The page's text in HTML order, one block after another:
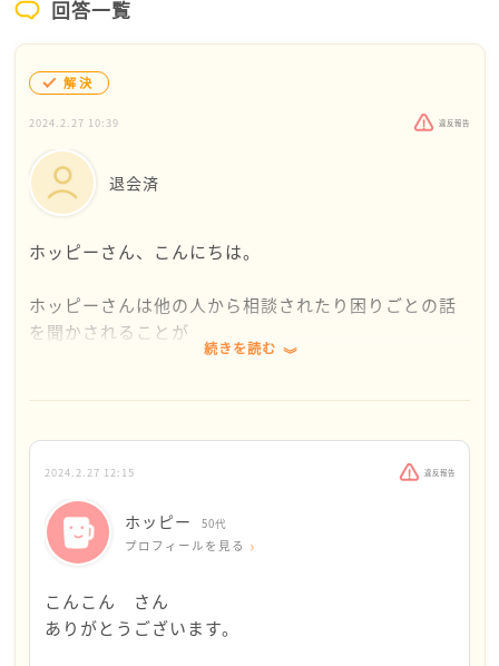
回答一覧
解決
2024.2.27 10:39 違反報告
退会済
ホッピーさん、こんにちは。
ホッピーさんは他の人から相談されたり困りごとの話
を聞かされることが
多いということで、聞き上手な方なのかな、と思いま
手にしてもらえない
ということは、お相手がホッピーさんに対して失礼な
軽くあしらわれたり、煙たがられる、というのはどの
話を途中で遮られたり、ホッピーさんのお悩みを軽く
扱われてしまう
続きを読む
2024.2.27 12:15 違反報告
ホッピー 50代
プロフィールを見る
こんこん さん
ありがとうございます。